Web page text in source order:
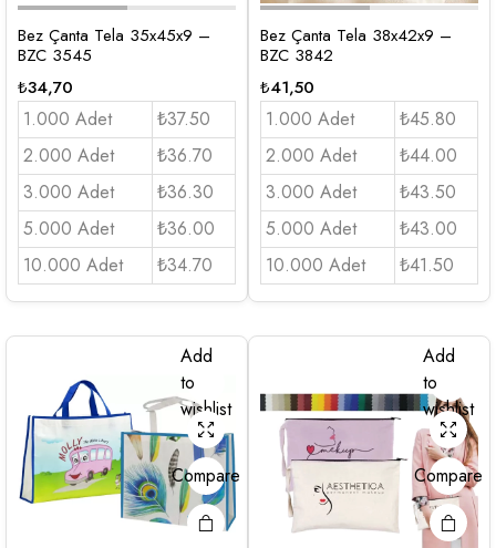
Bez Çanta Tela 35x45x9 –
BZC 3545
₺34,70
1.000 Adet
₺37.50
2.000 Adet
₺36.70
3.000 Adet
₺36.30
5.000 Adet
₺36.00
10.000 Adet
₺34.70
Bez Çanta Tela 38x42x9 –
BZC 3842
₺41,50
1.000 Adet
₺45.80
2.000 Adet
₺44.00
3.000 Adet
₺43.50
5.000 Adet
₺43.00
10.000 Adet
₺41.50
Add
to
wishlist
Compare
Add
to
wishlist
Compare